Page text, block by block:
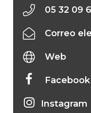
05 32 09
Correo
Web
Facebook
Instagram